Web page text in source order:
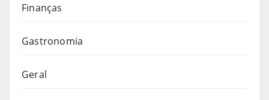
Finanças
Gastronomia
Geral